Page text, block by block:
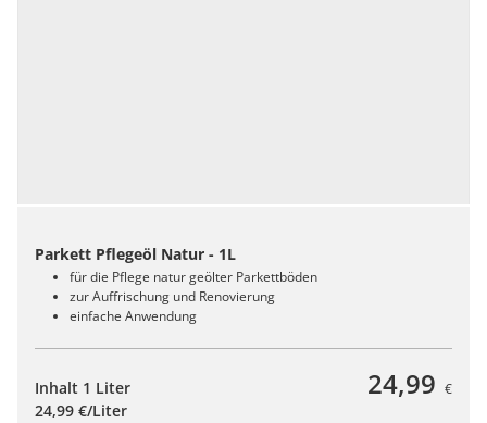
Parkett Pflegeöl Natur - 1L
für die Pflege natur geölter Parkettböden
zur Auffrischung und Renovierung
einfache Anwendung
Inhalt 1 Liter
24,99 €/Liter
24,99 €